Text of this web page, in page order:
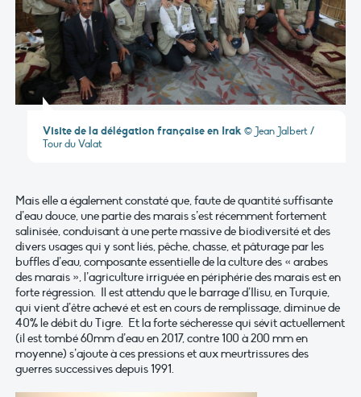
Visite de la délégation française en Irak© Jean Jalbert /
Tour du Valat
Mais elle a également constaté que, faute de quantité suffisante
d’eau douce, une partie des marais s’est récemment fortement
salinisée, conduisant à une perte massive de biodiversité et des
divers usages qui y sont liés, pêche, chasse, et pâturage par les
buffles d’eau, composante essentielle de la culture des « arabes
des marais », l’agriculture irriguée en périphérie des marais est en
forte régression. Il est attendu que le barrage d’Ilisu, en Turquie,
qui vient d’être achevé et est en cours de remplissage, diminue de
40% le débit du Tigre. Et la forte sécheresse qui sévit actuellement
(il est tombé 60mm d’eau en 2017, contre 100 à 200 mm en
moyenne) s’ajoute à ces pressions et aux meurtrissures des
guerres successives depuis 1991.